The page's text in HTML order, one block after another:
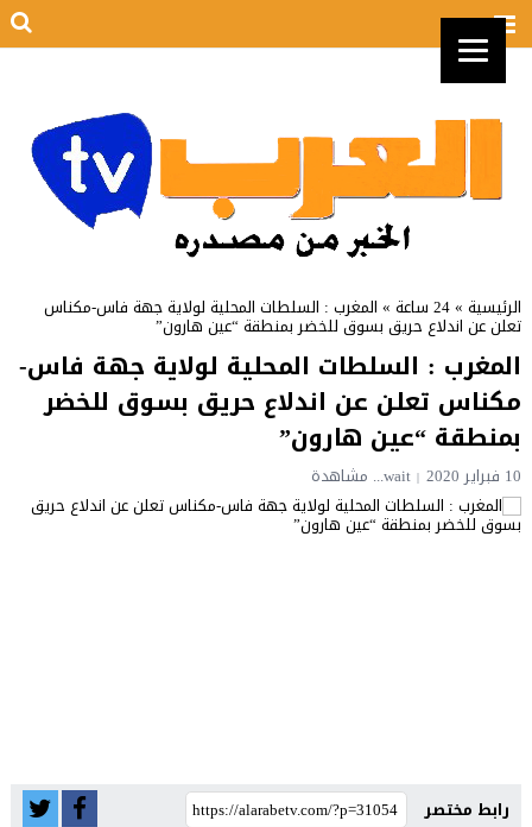
الرئيسية »24 ساعة »المغرب : السلطات المحلية لولاية جهة فاس-مكناس
تعلن عن اندلاع حريق بسوق للخضر بمنطقة “عين هارون”
المغرب : السلطات المحلية لولاية جهة فاس-
مكناس تعلن عن اندلاع حريق بسوق للخضر
بمنطقة “عين هارون”
10 فبراير 2020 wait... مشاهدة
رابط مختصر